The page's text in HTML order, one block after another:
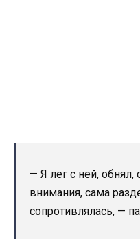
— Я лег с ней, обнял,
внимания, сама
сопротивлялась, —